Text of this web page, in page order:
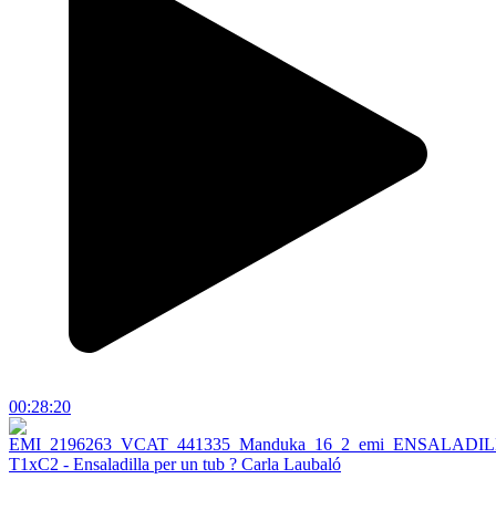
00:28:20
T1xC2 - Ensaladilla per un tub ? Carla Laubaló